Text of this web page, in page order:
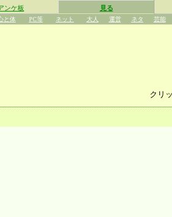
ンケ板 見る
と体 PC等 ネット 大人 運営 ネタ 芸能
クリ